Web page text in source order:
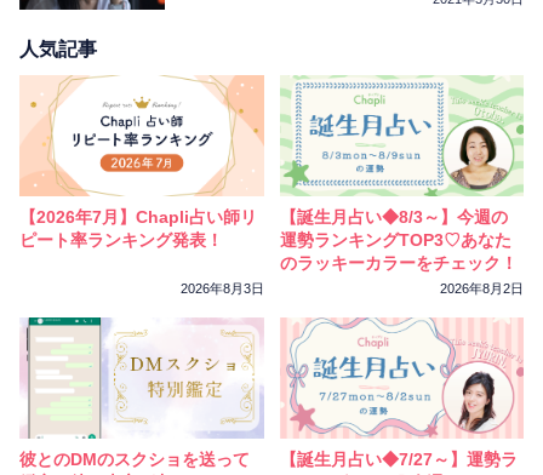
人気記事
【2026年7月】Chapli占い師リ
ピート率ランキング発表！
2026年8月3日
【誕生月占い◆8/3～】今週の
運勢ランキングTOP3♡あなた
のラッキーカラーをチェック！
2026年8月2日
彼とのDMのスクショを送って
【誕生月占い◆7/27～】運勢ラ